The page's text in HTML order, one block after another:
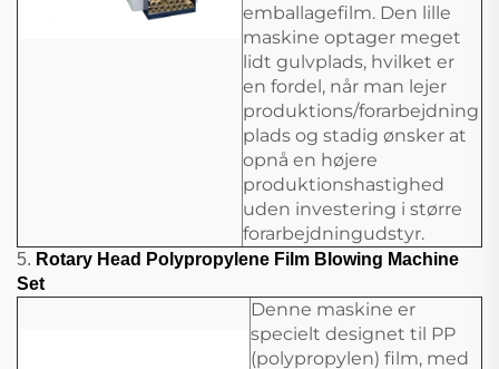
emballagefilm. Den lille
maskine optager meget
lidt gulvplads, hvilket er
en fordel, når man lejer
produktions/forarbejdning
plads og stadig ønsker at
opnå en højere
produktionshastighed
uden investering i større
forarbejdningudstyr.
5. Rotary Head Polypropylene Film Blowing Machine
Set
Denne maskine er
specielt designet til PP
(polypropylen) film, med